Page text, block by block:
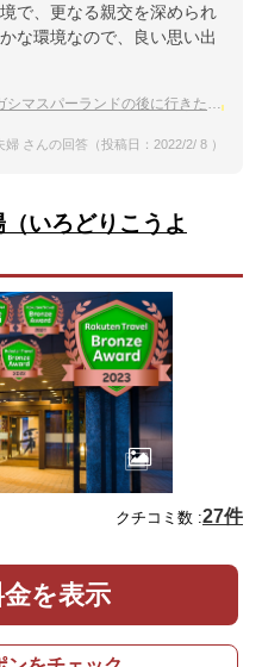
で、更なる親交を深められ
な環境なので、良い思い出
マスパーランドの後に行きたい 湯の
婦 さんの回答（投稿日：2022/2/ 8 ）
いろどりこうよ
クチコミ数 :27件
を表示